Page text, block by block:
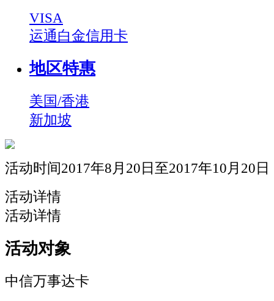
VISA
运通白金信用卡
地区特惠
美国/香港
新加坡
活动时间2017年8月20日至2017年10月20日
活动详情
活动详情
活动对象
中信万事达卡